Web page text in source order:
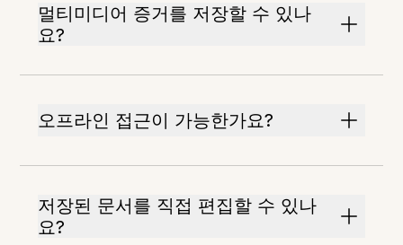
멀티미디어 증거를 저장할 수 있나
요?
오프라인 접근이 가능한가요?
저장된 문서를 직접 편집할 수 있나
요?